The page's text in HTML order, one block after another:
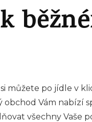
můžete po jídle v
obchod Vám
všechny Vaše